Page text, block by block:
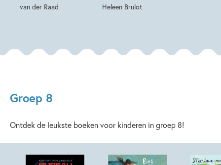
van der Raad
Heleen Brulot
Groep 8
Ontdek de leukste boeken voor kinderen in groep 8!